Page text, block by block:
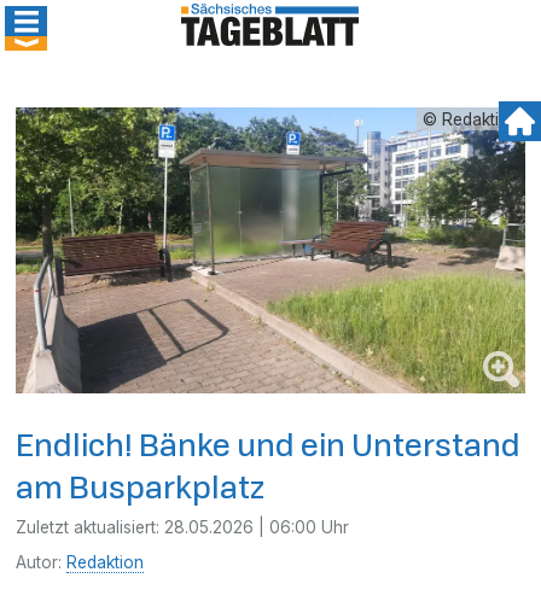
© Redaktion
Endlich! Bänke und ein Unterstand
am Busparkplatz
Zuletzt aktualisiert: 28.05.2026 | 06:00 Uhr
Autor: Redaktion